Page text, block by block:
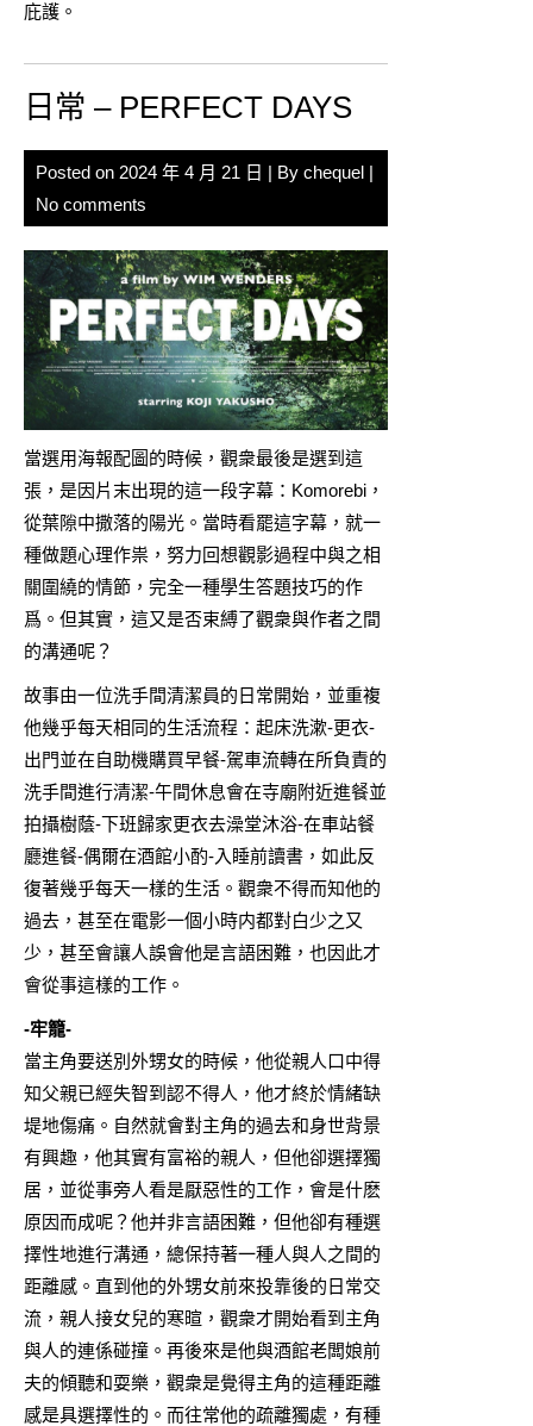
庇護。
日常 – PERFECT DAYS
Posted on 2024 年 4 月 21 日 | By chequel |
No comments
當選用海報配圖的時候，觀衆最後是選到這
張，是因片末出現的這一段字幕：Komorebi，
從葉隙中撒落的陽光。當時看罷這字幕，就一
種做題心理作祟，努力回想觀影過程中與之相
關圍繞的情節，完全一種學生答題技巧的作
爲。但其實，這又是否束縛了觀衆與作者之間
的溝通呢？
故事由一位洗手間清潔員的日常開始，並重複
他幾乎每天相同的生活流程：起床洗漱-更衣-
出門並在自助機購買早餐-駕車流轉在所負責的
洗手間進行清潔-午間休息會在寺廟附近進餐並
拍攝樹蔭-下班歸家更衣去澡堂沐浴-在車站餐
廳進餐-偶爾在酒館小酌-入睡前讀書，如此反
復著幾乎每天一樣的生活。觀衆不得而知他的
過去，甚至在電影一個小時内都對白少之又
少，甚至會讓人誤會他是言語困難，也因此才
會從事這樣的工作。
-牢籠-
當主角要送別外甥女的時候，他從親人口中得
知父親已經失智到認不得人，他才終於情緒缺
堤地傷痛。自然就會對主角的過去和身世背景
有興趣，他其實有富裕的親人，但他卻選擇獨
居，並從事旁人看是厭惡性的工作，會是什麽
原因而成呢？他并非言語困難，但他卻有種選
擇性地進行溝通，總保持著一種人與人之間的
距離感。直到他的外甥女前來投靠後的日常交
流，親人接女兒的寒暄，觀衆才開始看到主角
與人的連係碰撞。再後來是他與酒館老闆娘前
夫的傾聽和耍樂，觀衆是覺得主角的這種距離
感是具選擇性的。而往常他的疏離獨處，有種